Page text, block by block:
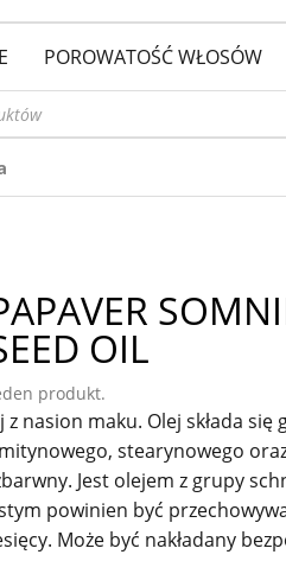
POROWATOŚĆ WŁOSÓW
OIL
produkt.
z nasion maku. Olej składa
stearynowego
Jest olejem z grupy
powinien być
Może być nakładany